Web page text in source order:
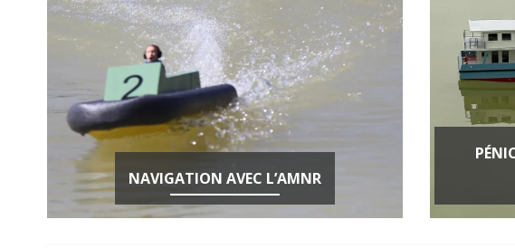
NAVIGATION AVEC L’AMNR